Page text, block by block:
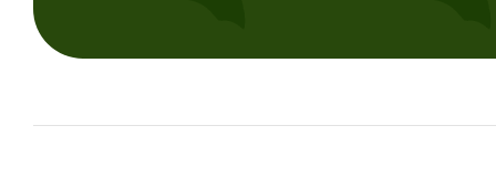
Prospections Automnales – Sortie